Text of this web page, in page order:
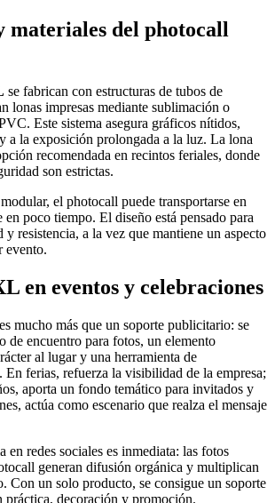
materiales del photocall
se fabrican con estructuras de tubos de
lonas impresas mediante sublimación o
Este sistema asegura gráficos nítidos,
a la exposición prolongada a la luz. La lona
recomendada en recintos feriales, donde
son estrictas.
el photocall puede transportarse en
poco tiempo. El diseño está pensado para
resistencia, a la vez que mantiene un aspecto
evento.
en eventos y celebraciones
es mucho más que un soporte publicitario: se
de encuentro para fotos, un elemento
al lugar y una herramienta de
ferias, refuerza la visibilidad de la empresa;
aporta un fondo temático para invitados y
actúa como escenario que realza el mensaje
en redes sociales es inmediata: las fotos
generan difusión orgánica y multiplican
Con un solo producto, se consigue un soporte
práctica, decoración y promoción.